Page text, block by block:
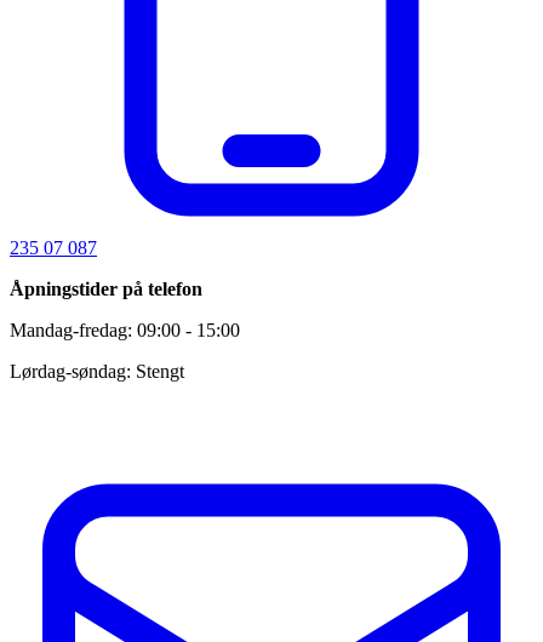
235 07 087
Åpningstider på telefon
Mandag-fredag: 09:00 - 15:00
Lørdag-søndag: Stengt